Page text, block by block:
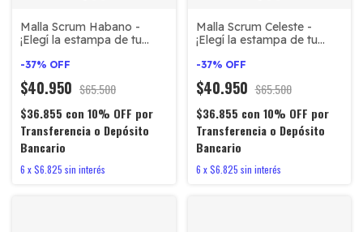
Malla Scrum Habano -
¡Elegí la estampa de tu
-37% OFF
$40.950 $65.500
$36.855 con 10% OFF por
Transferencia o Depósito
Bancario
6 x$6.825 sin interés
Malla Scrum Celeste -
¡Elegí la estampa de tu
-37% OFF
$40.950 $65.500
$36.855 con 10% OFF por
Transferencia o Depósito
Bancario
6 x$6.825 sin interés